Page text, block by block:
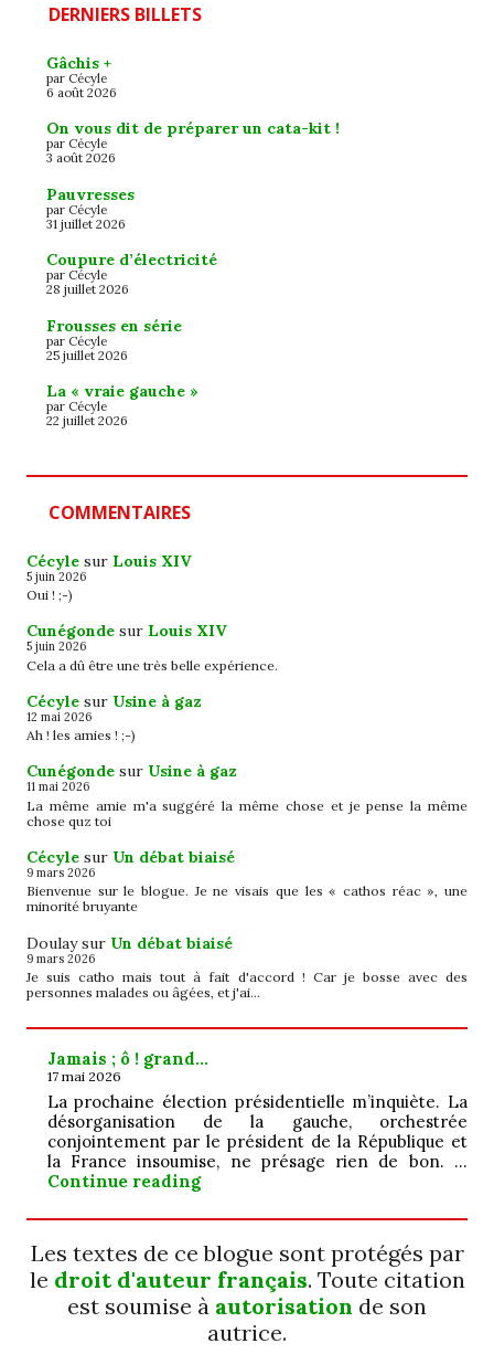
DERNIERS BILLETS
Gâchis +
par Cécyle
6 août 2026
On vous dit de préparer un cata-kit !
par Cécyle
3 août 2026
Pauvresses
par Cécyle
31 juillet 2026
Coupure d’électricité
par Cécyle
28 juillet 2026
Frousses en série
par Cécyle
25 juillet 2026
La « vraie gauche »
par Cécyle
22 juillet 2026
COMMENTAIRES
Cécyle sur Louis XIV
5 juin 2026
Oui ! ;-)
Cunégonde sur Louis XIV
5 juin 2026
Cela a dû être une très belle expérience.
Cécyle sur Usine à gaz
12 mai 2026
Ah ! les amies ! ;-)
Cunégonde sur Usine à gaz
11 mai 2026
La même amie m'a suggéré la même chose et je pense la même
chose quz toi
Cécyle sur Un débat biaisé
9 mars 2026
Bienvenue sur le blogue. Je ne visais que les « cathos réac », une
minorité bruyante
Doulaysur Un débat biaisé
9 mars 2026
Je suis catho mais tout à fait d'accord ! Car je bosse avec des
personnes malades ou âgées, et j'ai…
Jamais ; ô ! grand…
17 mai 2026
La prochaine élection présidentielle m’inquiète. La
désorganisation de la gauche, orchestrée
conjointement par le président de la République et
la France insoumise, ne présage rien de bon. …
Continue readingJamais ; ô ! grand…
Les textes de ce blogue sont protégés par
le droit d'auteur français. Toute citation
est soumise à autorisation de son
autrice.